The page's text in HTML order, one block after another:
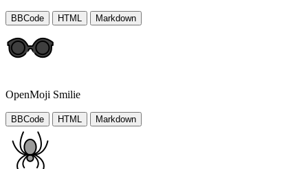
BBCode HTML Markdown
OpenMoji Smilie
BBCode HTML Markdown